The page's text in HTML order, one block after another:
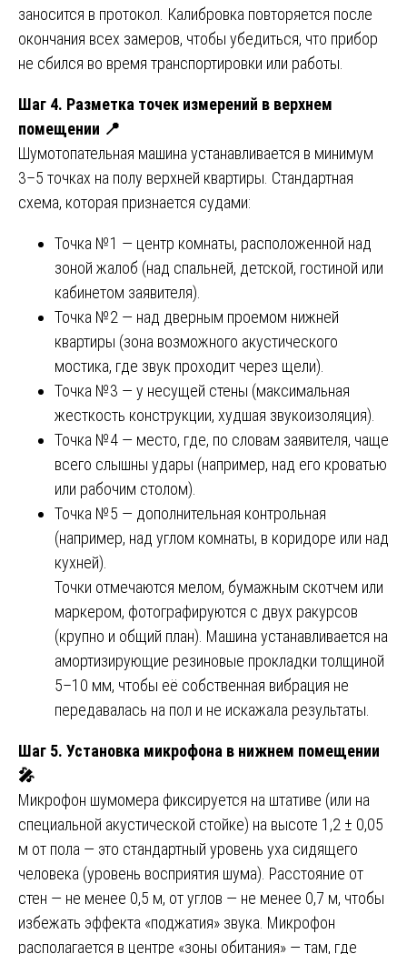
заносится в протокол. Калибровка повторяется после
окончания всех замеров, чтобы убедиться, что прибор
не сбился во время транспортировки или работы.
Шаг 4. Разметка точек измерений в верхнем
помещении 📍
Шумотопательная машина устанавливается в минимум
3–5 точках на полу верхней квартиры. Стандартная
схема, которая признается судами:
Точка №1 — центр комнаты, расположенной над
зоной жалоб (над спальней, детской, гостиной или
кабинетом заявителя).
Точка №2 — над дверным проемом нижней
квартиры (зона возможного акустического
мостика, где звук проходит через щели).
Точка №3 — у несущей стены (максимальная
жесткость конструкции, худшая звукоизоляция).
Точка №4 — место, где, по словам заявителя, чаще
всего слышны удары (например, над его кроватью
или рабочим столом).
Точка №5 — дополнительная контрольная
(например, над углом комнаты, в коридоре или над
кухней).
Точки отмечаются мелом, бумажным скотчем или
маркером, фотографируются с двух ракурсов
(крупно и общий план). Машина устанавливается на
амортизирующие резиновые прокладки толщиной
5–10 мм, чтобы её собственная вибрация не
передавалась на пол и не искажала результаты.
Шаг 5. Установка микрофона в нижнем помещении
🎤
Микрофон шумомера фиксируется на штативе (или на
специальной акустической стойке) на высоте 1,2 ± 0,05
м от пола — это стандартный уровень уха сидящего
человека (уровень восприятия шума). Расстояние от
стен — не менее 0,5 м, от углов — не менее 0,7 м, чтобы
избежать эффекта «поджатия» звука. Микрофон
располагается в центре «зоны обитания» — там, где